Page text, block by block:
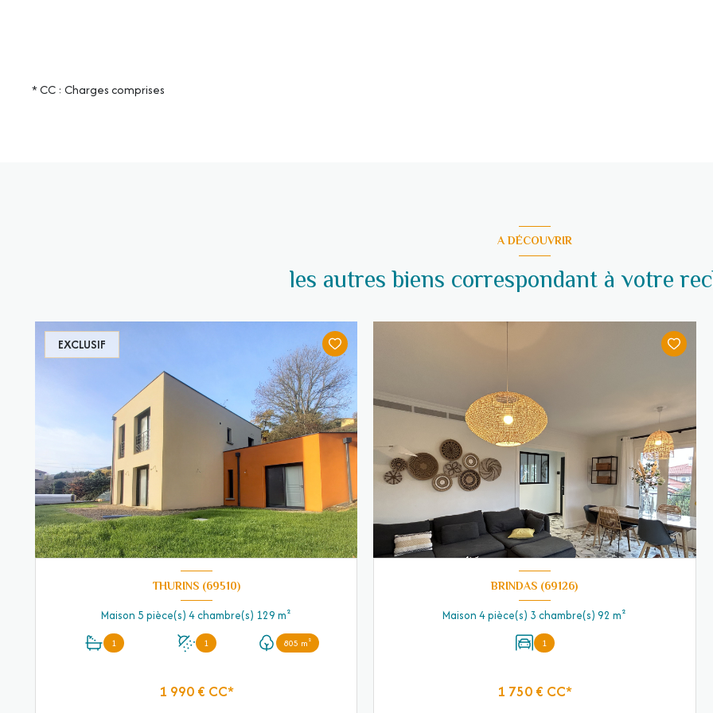
* CC : Charges comprises
A DÉCOUVRIR
les autres biens correspondant à votre
EXCLUSIF
THURINS (69510)
Maison 5 pièce(s) 4 chambre(s) 129 m²
1 1 805 m²
1 990 € CC*
BRINDAS (69126)
Maison 4 pièce(s) 3 chambre(s) 92 m²
1
1 750 € CC*